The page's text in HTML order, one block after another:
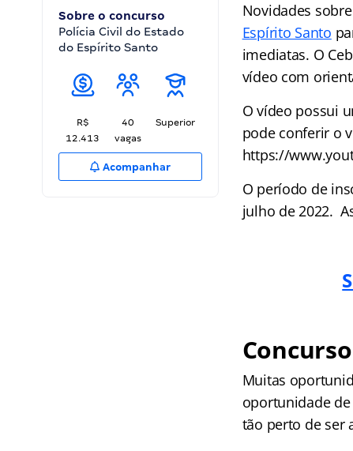
Sobre o concurso
Polícia Civil do Estado
do Espírito Santo
R$
12.413
40
vagas
Superior
Acompanhar
Novidades
Espírito Santo
imediatas. O
vídeo com
O vídeo possui
pode conferir o
https://
O período de
julho de 2022.
Muitas
oportunidade
tão perto de ser